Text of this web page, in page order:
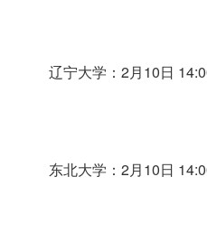
辽宁大学：2月10日
东北大学：2月10日